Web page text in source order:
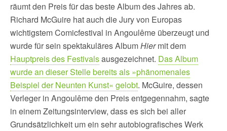
räumt den Preis für das beste Album des Jahres ab.
Richard McGuire hat auch die Jury von Europas
wichtigstem Comicfestival in Angoulême überzeugt und
wurde für sein spektakuläres AlbumHiermit dem
Hauptpreis des Festivalsausgezeichnet. Das Album
wurde an dieser Stelle bereits als »phänomenales
Beispiel der Neunten Kunst« gelobt. McGuire, dessen
Verleger in Angoulême den Preis entgegennahm, sagte
in einem Zeitungsinterview, dass es sich bei aller
Grundsätzlichkeit um ein sehr autobiografisches Werk